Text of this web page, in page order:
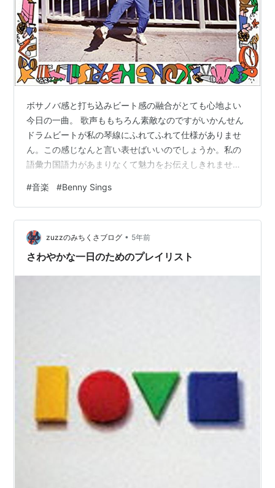
ボサノバ感と打ち込みビート感の融合がとても心地よい
今日の一曲。 歌声ももちろん素敵なのですがいかんせん
ドラムビートが私の琴線にふれてふれて仕様がありませ
ん。この感じなんと言い表せばいいのでしょうか。私の
語彙力国語力があまりなくて魅力をお伝えしきれませ
いる当該曲。他の曲もとても良き。 アルバムはしばらく
ヘビーローテになりそうな予感です。是非ご試聴くださ
い。
#音楽 #Benny Sings
zuzzのみちくさブログ • 5年前
さわやかな一日のためのプレイリスト